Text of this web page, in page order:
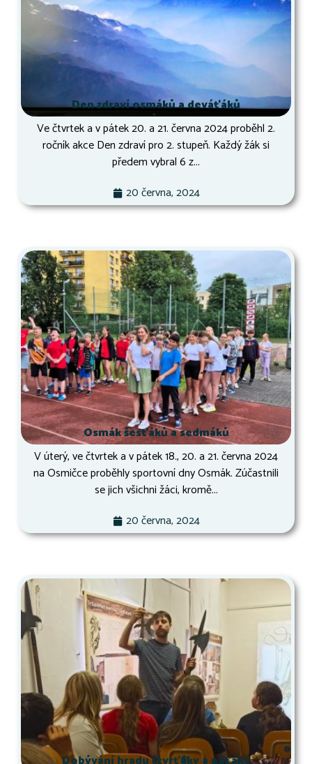
Den zdraví osmáků a deváťáků
Ve čtvrtek a v pátek 20. a 21. června 2024 proběhl 2.
ročník akce Den zdraví pro 2. stupeň. Každý žák si
předem vybral 6 z...
20 června, 2024
Osmák šesťáků a sedmáků
V úterý, ve čtvrtek a v pátek 18., 20. a 21. června 2024
na Osmičce proběhly sportovní dny Osmák. Zúčastnili
se jich všichni žáci, kromě...
20 června, 2024